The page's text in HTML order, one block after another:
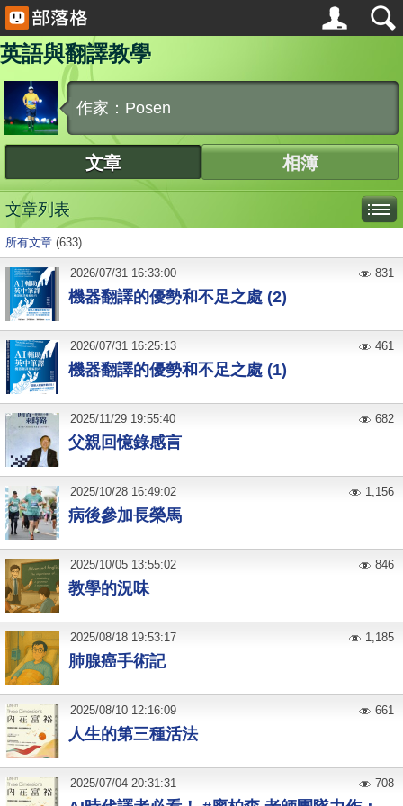
英語與翻譯教學
作家：Posen
文章 相簿
文章列表
所有文章 (633)
機器翻譯的優勢和不足之處 (2)
2026/07/31 16:33:00 831
機器翻譯的優勢和不足之處 (1)
2026/07/31 16:25:13 461
父親回憶錄感言
2025/11/29 19:55:40 682
病後參加長榮馬
2025/10/28 16:49:02 1,156
教學的況味
2025/10/05 13:55:02 846
肺腺癌手術記
2025/08/18 19:53:17 1,185
人生的第三種活法
2025/08/10 12:16:09 661
2025/07/04 20:31:31 708